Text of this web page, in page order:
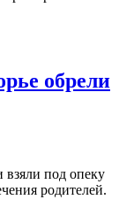
обрели
под опеку
родителей.